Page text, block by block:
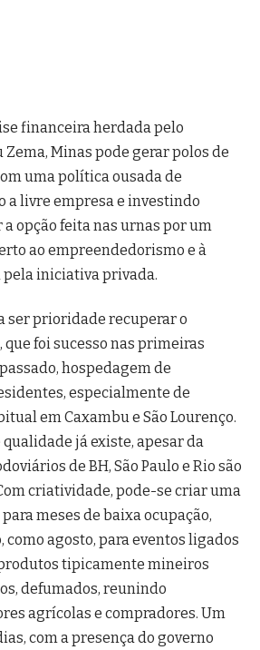
financeira herdada pelo
Minas pode gerar polos de
uma política ousada de
a livre empresa e investindo
a opção feita nas urnas por um
ao empreendedorismo e à
pela iniciativa privada.
ser prioridade recuperar o
que foi sucesso nas primeiras
hospedagem de
especialmente de
em Caxambu e São Lourenço.
já existe, apesar da
de BH, São Paulo e Rio são
criatividade, pode-se criar uma
meses de baixa ocupação,
como agosto, para eventos ligados
tipicamente mineiros
defumados, reunindo
agrícolas e compradores. Um
com a presença do governo